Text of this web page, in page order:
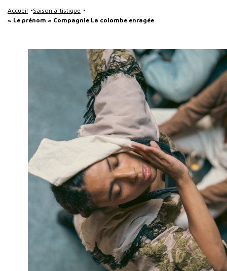
Accueil
Saison artistique
« Le prénom » Compagnie La colombe enragée